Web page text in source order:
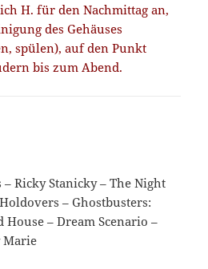
H. für den Nachmittag an,
des Gehäuses
spülen), auf den Punkt
bis zum Abend.
Ricky Stanicky – The Night
– Ghostbusters:
House – Dream Scenario –
Marie